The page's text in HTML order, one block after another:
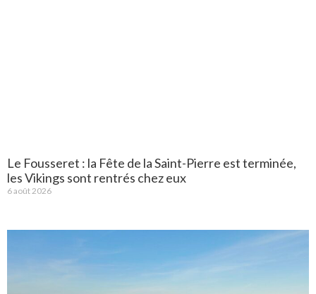
Le Fousseret : la Fête de la Saint-Pierre est terminée,
les Vikings sont rentrés chez eux
6 août 2026